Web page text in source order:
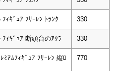
ｨｷﾞｭｱ ﾌﾘｰﾚﾝ ﾄﾗﾝｸ 330
ｨｷﾞｭｱ 断頭台のｱｳﾗ 330
ﾐｱﾑﾌｨｷﾞｭｱ ﾌﾘｰﾚﾝ 縦ﾛ
770